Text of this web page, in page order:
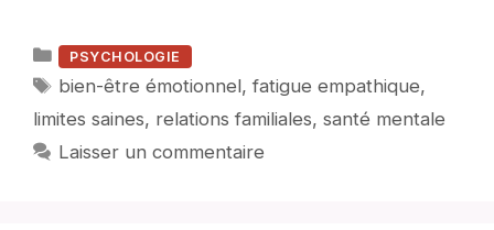
Catégories
PSYCHOLOGIE
Étiquettes
bien-être émotionnel,fatigue empathique,
limites saines, relations familiales, santé mentale
Laisser un commentaire